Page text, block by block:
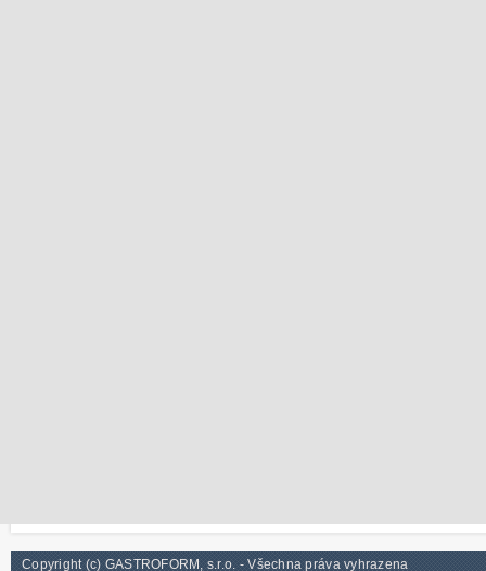
Copyright (c) GASTROFORM, s.r.o. - Všechna práva vyhrazena